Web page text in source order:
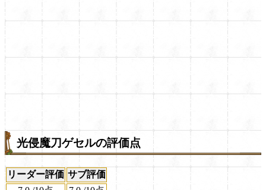
光侵魔刀ゲセルの評価点
リーダー評価 サブ評価